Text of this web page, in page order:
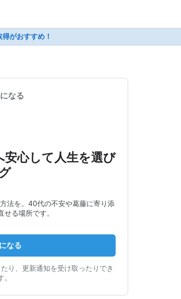
がおすすめ！
なる
心して人生を選び
法を。40代の不安や葛藤に寄り添
る場所です。
なる
り、更新通知を受け取ったりでき